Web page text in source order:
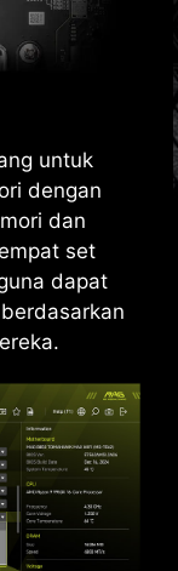
untuk
dengan
dan
set
dapat